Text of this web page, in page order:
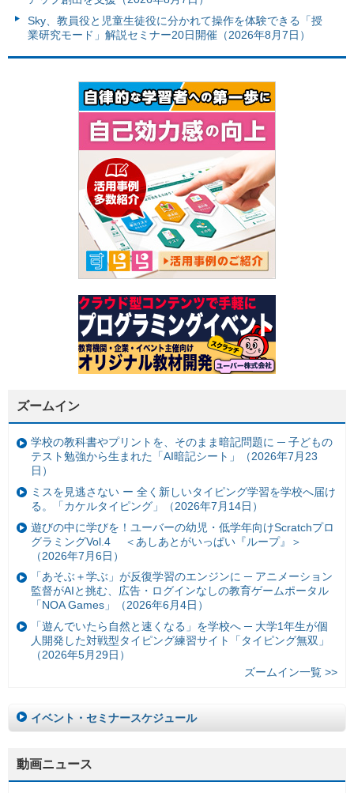
Sky、教員役と児童生徒役に分かれて操作を体験できる「授
業研究モード」解説セミナー20日開催（2026年8月7日）
ズームイン
学校の教科書やプリントを、そのまま暗記問題に ─ 子どもの
テスト勉強から生まれた「AI暗記シート」（2026年7月23
日）
ミスを見逃さない ー 全く新しいタイピング学習を学校へ届け
る。「カケルタイピング」（2026年7月14日）
遊びの中に学びを！ユーバーの幼児・低学年向けScratchプロ
グラミングVol.4 ＜あしあとがいっぱい『ループ』＞
（2026年7月6日）
「あそぶ＋学ぶ」が反復学習のエンジンに ─ アニメーション
監督がAIと挑む、広告・ログインなしの教育ゲームポータル
「NOA Games」（2026年6月4日）
「遊んでいたら自然と速くなる」を学校へ ─ 大学1年生が個
人開発した対戦型タイピング練習サイト「タイピング無双」
（2026年5月29日）
ズームイン一覧 >>
イベント・セミナースケジュール
動画ニュース